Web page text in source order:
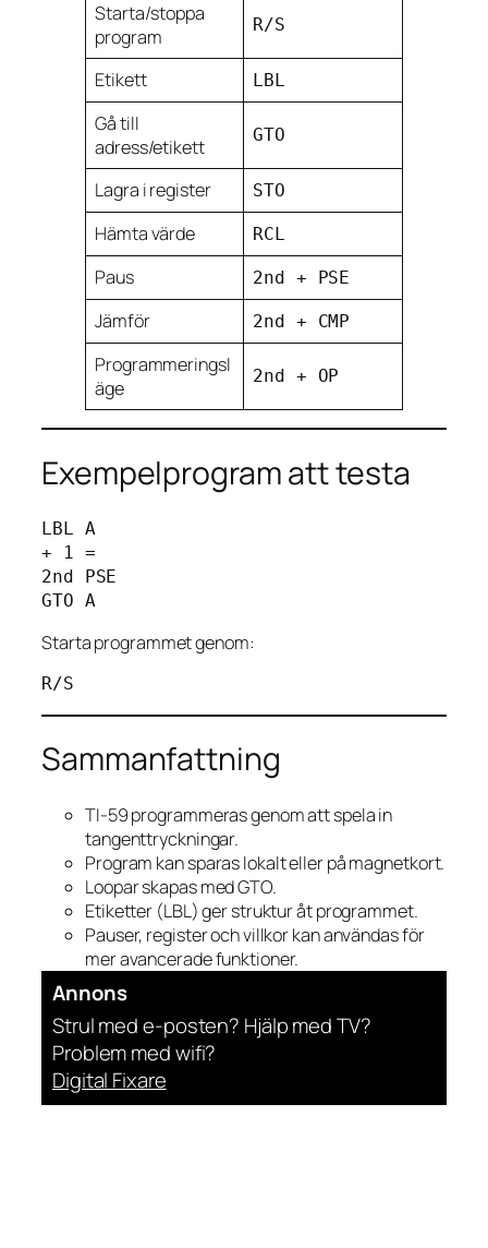
Starta/stoppa
program
R/S
Etikett LBL
Gå till
adress/etikett
GTO
Lagra i register STO
Hämta värde RCL
Paus 2nd + PSE
Jämför 2nd + CMP
Programmeringsl
äge
2nd + OP
Exempelprogram att testa
LBL A
+ 1 =
2nd PSE
Starta programmet genom:
Sammanfattning
TI-59 programmeras genom att spela in
tangenttryckningar.
Program kan sparas lokalt eller på magnetkort.
Loopar skapas med GTO.
Etiketter (LBL) ger struktur åt programmet.
Pauser, register och villkor kan användas för
mer avancerade funktioner.
Annons
Strul med e-posten? Hjälp med TV?
Problem med wifi?
Digital Fixare